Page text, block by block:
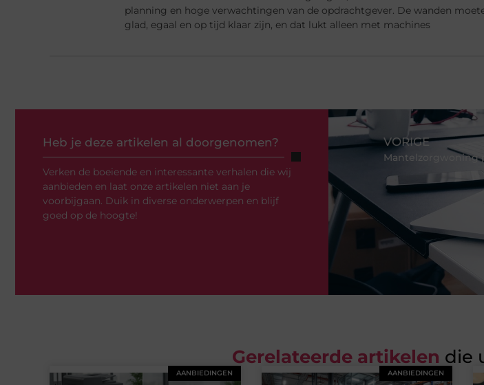
planning en hoge verwachtingen van de opdrachtgever. De wanden
glad, egaal en op tijd klaar zijn, en dat lukt alleen met machines
Heb je deze artikelen al doorgenomen?
Verken de boeiende en interessante verhalen die wij
aanbieden en laat onze artikelen niet aan je
voorbijgaan. Duik in diverse onderwerpen en blijf
goed op de hoogte!
VORIGE
Mantelzorgwoning
Gerelateerde artikelen die
AANBIEDINGEN AANBIEDINGEN